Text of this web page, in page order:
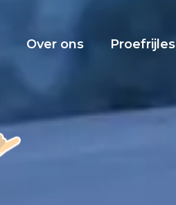
Over ons Proefrijles